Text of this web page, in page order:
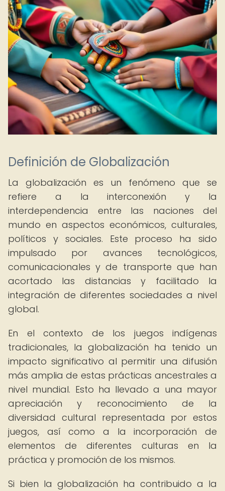
Definición de Globalización
La globalización es un fenómeno que se
refiere a la interconexión y la
interdependencia entre las naciones del
mundo en aspectos económicos, culturales,
políticos y sociales. Este proceso ha sido
impulsado por avances tecnológicos,
comunicacionales y de transporte que han
acortado las distancias y facilitado la
integración de diferentes sociedades a nivel
global.
En el contexto de los juegos indígenas
tradicionales, la globalización ha tenido un
impacto significativo al permitir una difusión
más amplia de estas prácticas ancestrales a
nivel mundial. Esto ha llevado a una mayor
apreciación y reconocimiento de la
diversidad cultural representada por estos
juegos, así como a la incorporación de
elementos de diferentes culturas en la
práctica y promoción de los mismos.
Si bien la globalización ha contribuido a la